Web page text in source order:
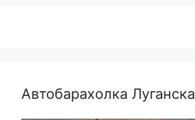
Автобарахолка Луганска